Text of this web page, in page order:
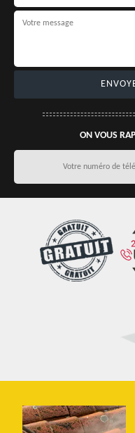
ON VOUS